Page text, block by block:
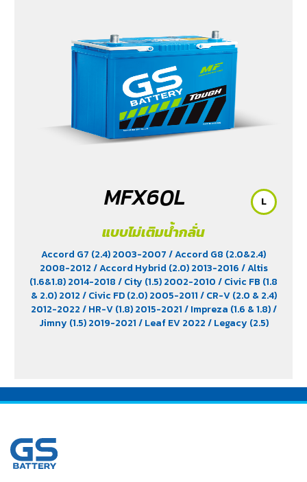
MFX60L
แบบไม่เติมน้ำกลั่น
Accord G7 (2.4) 2003-2007/ Accord G8 (2.0&2.4)
2008-2012/ Accord Hybrid (2.0) 2013-2016/ Altis
(1.6&1.8) 2014-2018/ City (1.5) 2002-2010/ Civic FB (1.8
& 2.0) 2012/ Civic FD (2.0) 2005-2011/ CR-V (2.0 & 2.4)
2012-2022/ HR-V (1.8) 2015-2021/ Impreza (1.6 & 1.8)/
Jimny (1.5) 2019-2021/ Leaf EV 2022/ Legacy (2.5)
(1.5) 2020-2024/ Xpander Cross (1.5) 2010-2021/
Xpander GT (1.5) 2010-2021/ Yaris (1.5) 2006-2012/
L